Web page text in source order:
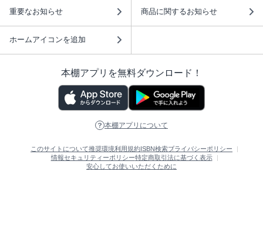
重要なお知らせ 商品に関するお知らせ
ホームアイコンを追加
本棚アプリを無料ダウンロード！
本棚アプリについて
このサイトについて推奨環境利用規約ISBN検索プライバシーポリシー
情報セキュリティーポリシー特定商取引法に基づく表示
安心してお使いいただくために